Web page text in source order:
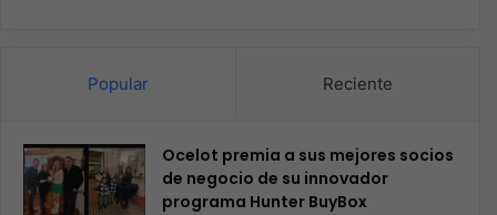
Popular Reciente
Ocelot premia a sus mejores socios
de negocio de su innovador
programa Hunter BuyBox